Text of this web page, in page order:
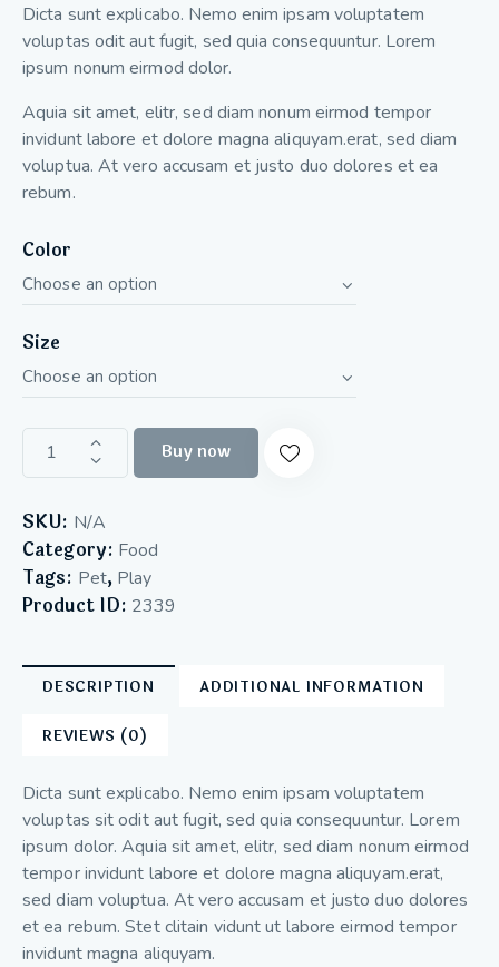
Dicta sunt explicabo. Nemo enim ipsam voluptatem
voluptas odit aut fugit, sed quia consequuntur. Lorem
ipsum nonum eirmod dolor.
Aquia sit amet, elitr, sed diam nonum eirmod tempor
invidunt labore et dolore magna aliquyam.erat, sed diam
voluptua. At vero accusam et justo duo dolores et ea
rebum.
Color
Size
Buy now
SKU: N/A
Category: Food
Tags: Pet, Play
Product ID: 2339
DESCRIPTION ADDITIONAL INFORMATION
REVIEWS (0)
Dicta sunt explicabo. Nemo enim ipsam voluptatem
voluptas sit odit aut fugit, sed quia consequuntur. Lorem
ipsum dolor. Aquia sit amet, elitr, sed diam nonum eirmod
tempor invidunt labore et dolore magna aliquyam.erat,
sed diam voluptua. At vero accusam et justo duo dolores
et ea rebum. Stet clitain vidunt ut labore eirmod tempor
invidunt magna aliquyam.